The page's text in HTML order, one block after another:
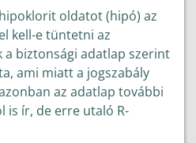
oldatot (hipó) az
kell-e tüntetni az
a biztonsági adatlap szerint
ami miatt a jogszabály
az adatlap további
is ír, de erre utaló R-